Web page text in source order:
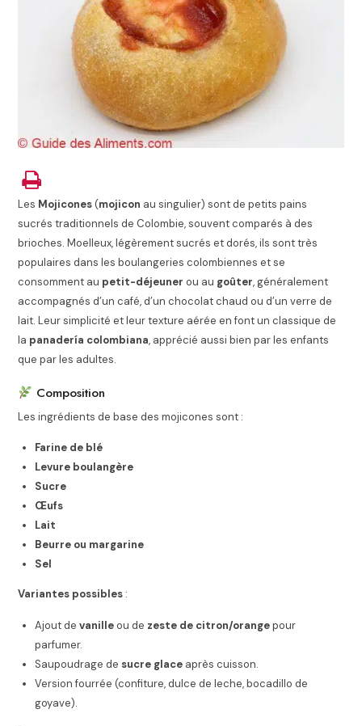
Les Mojicones(mojicon au singulier) sont de petits pains
sucrés traditionnels de Colombie, souvent comparés à des
brioches. Moelleux, légèrement sucrés et dorés, ils sont très
populaires dans les boulangeries colombiennes et se
consomment au petit-déjeuner ou au goûter, généralement
accompagnés d’un café, d’un chocolat chaud ou d’un verre de
lait. Leur simplicité et leur texture aérée en font un classique de
la panadería colombiana, apprécié aussi bien par les enfants
que par les adultes.
Composition
Les ingrédients de base des mojicones sont :
Farine de blé
Levure boulangère
Sucre
Œufs
Lait
Beurre ou margarine
Sel
Variantes possibles :
Ajout devanilleou de zeste de citron/orangepour
parfumer.
Saupoudrage de sucre glace après cuisson.
Version fourrée (confiture, dulce de leche, bocadillo de
goyave).